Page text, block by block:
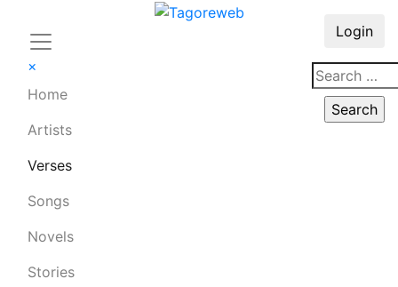
×
Home
Artists
Verses
Songs
Novels
Stories
Login